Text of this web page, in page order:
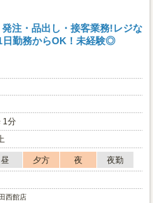
発注・品出し・接客業務!レジな
日勤務からOK！未経験◎
1分
昼 夕方 夜
夜勤
西館店